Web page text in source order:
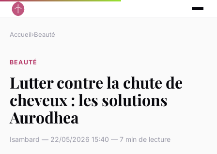
Accueil›Beauté
BEAUTÉ
Lutter contre la chute de
cheveux : les solutions
Aurodhea
Isambard — 22/05/2026 15:40 — 7 min de lecture